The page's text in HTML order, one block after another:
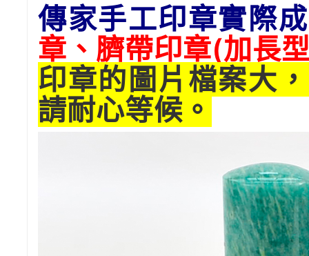
傳家手工印章實際
章、臍帶印章(加長
印章的圖片檔案大
請耐心等候。